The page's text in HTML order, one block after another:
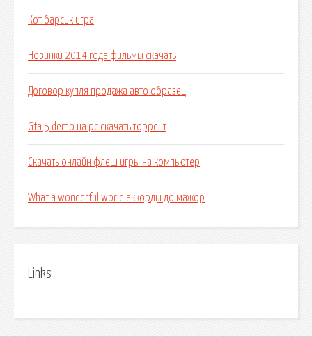
Кот барсик игра
Новинки 2014 года фильмы скачать
Договор купля продажа авто образец
Gta 5 demo на pc скачать торрент
Скачать онлайн флеш игры на компьютер
What a wonderful world аккорды до мажор
Links